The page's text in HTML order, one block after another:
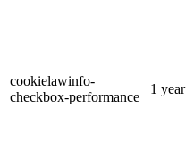
cookielawinfo-
checkbox-performance
1 year